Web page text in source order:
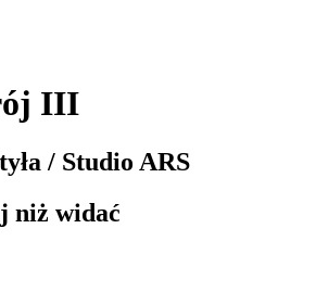
III
/ Studio ARS
niż widać